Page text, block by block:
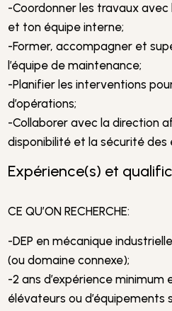
-Coordonner les travaux
et ton équipe interne;
-Former, accompagner et
l’équipe de maintenance;
-Planifier les interventions
d’opérations;
-Collaborer avec la direction
disponibilité et la sécurité des
Expérience(s) et
CE QU’ON RECHERCHE:
-DEP en mécanique
(ou domaine connexe);
-2 ans d’expérience
élévateurs ou d’équipements